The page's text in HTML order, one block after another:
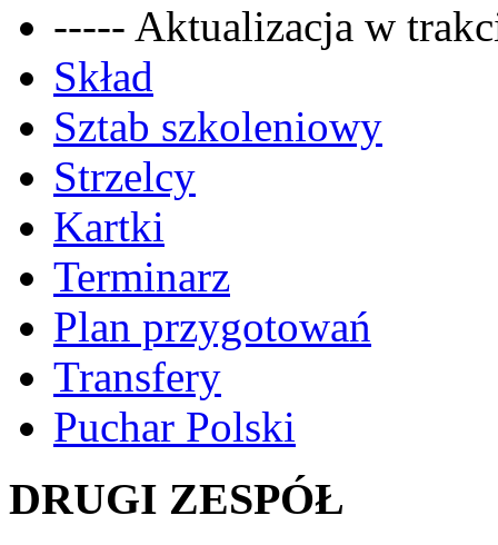
----- Aktualizacja w
Skład
Sztab szkoleniowy
Strzelcy
Kartki
Terminarz
Plan przygotowań
Transfery
Puchar Polski
DRUGI ZESPÓŁ